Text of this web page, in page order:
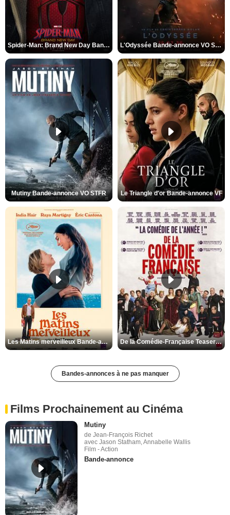
Spider-Man: Brand New Day Bande-annonce VO STFR L'Odyssée Bande-annonce VO STFR
Mutiny Bande-annonce VO STFR Le Triangle d'or Bande-annonce VF
Les Matins merveilleux Bande-annonce VF De la Comédie-Française Teaser VF
Bandes-annonces à ne pas manquer
Films Prochainement au Cinéma
Mutiny
de Jean-François Richet
avec Jason Statham, Annabelle Wallis
Film - Action
Bande-annonce